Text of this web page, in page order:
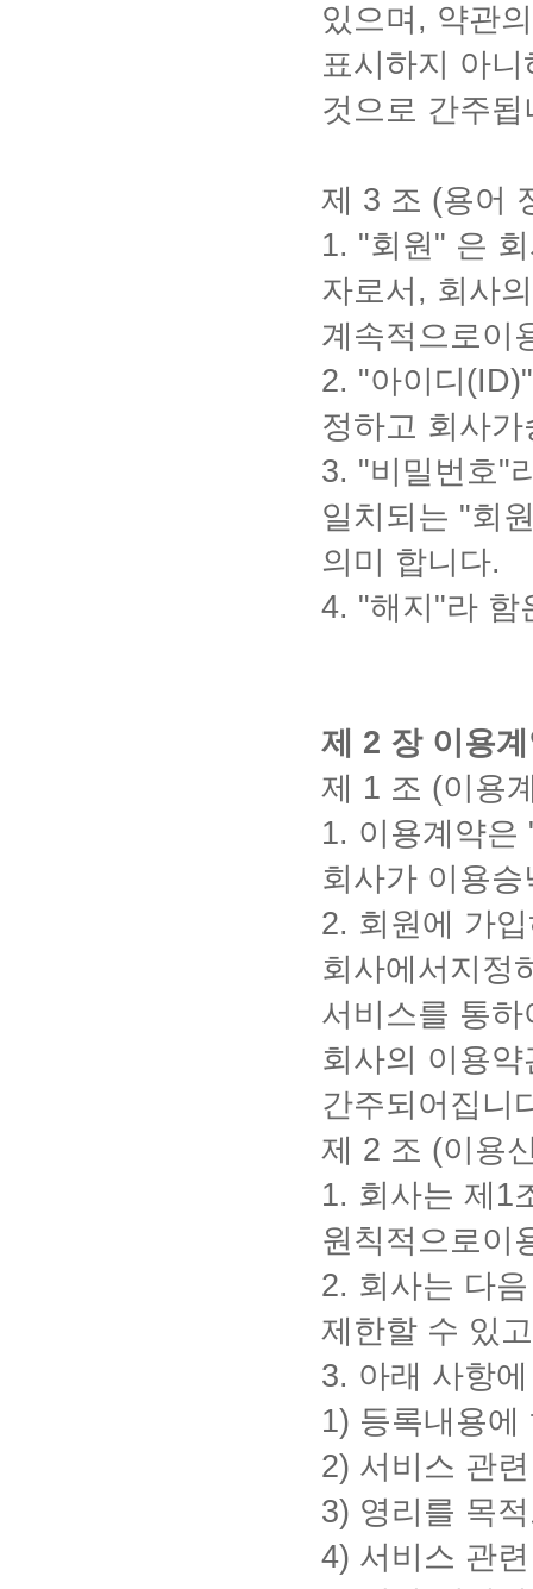
있으며 , 약관
표시하지 아
것으로 간주됩
제 3 조 (용어
1. "회원" 은
자로서 , 회사
계속적으로이
2. "아이디
정하고 회사
3. "비밀번호"
일치되는 "회
의미
합니다.
4. "해지 "라 함
제 2 장 이용
제
1 조 (이용
1. 이용계약은
회사가 이용
2. 회원에 가
회사에서지정
서비스를 통
회사의 이용
간주되어집니
제 2 조 (이용
1. 회사는 제 1
원칙적으로이
2. 회사는 다
제한할 수 있고
3. 아래 사항
1) 등록내용에
2) 서비스 관
3) 영리를 목
4) 서비스 관